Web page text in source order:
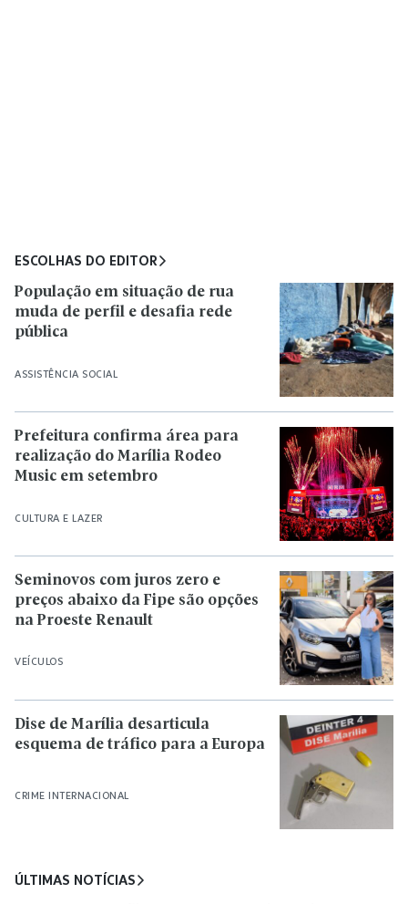
ESCOLHAS DO EDITOR
ASSISTÊNCIA SOCIAL
População em situação de rua
muda de perfil e desafia rede
pública
CULTURA E LAZER
Prefeitura confirma área para
realização do Marília Rodeo
Music em setembro
VEÍCULOS
Seminovos com juros zero e
preços abaixo da Fipe são opções
na Proeste Renault
CRIME INTERNACIONAL
Dise de Marília desarticula
esquema de tráfico para a Europa
ÚLTIMAS NOTÍCIAS